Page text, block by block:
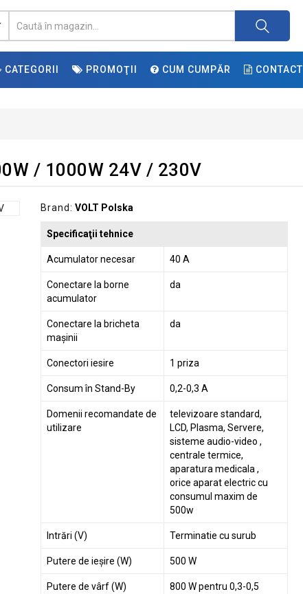
CATEGORII PROMOŢII CUM CUMPĂR CONTACT
/ 1000W 24V / 230V
Brand: VOLT Polska
Specificaţii tehnice
Acumulator necesar 40 A
Conectare la borne
acumulator
da
Conectare la bricheta
mașinii
da
Conectori iesire 1 priza
Consum în Stand-By 0,2-0,3 A
Domenii recomandate de
utilizare
televizoare standard,
LCD, Plasma, Servere,
sisteme audio-video ,
centrale termice,
aparatura medicala ,
orice aparat electric cu
consumul maxim de
500w
Intrări (V) Terminatie cu surub
Putere de ieșire (W) 500 W
Putere de vârf (W)
800 W pentru 0,3-0,5